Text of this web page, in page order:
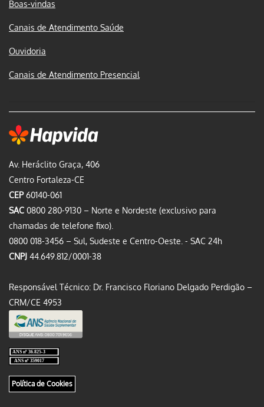
Av. Heráclito Graça, 406
Centro Fortaleza-CE
CEP60140-061
SAC 0800 280-9130 – Norte e Nordeste (exclusivo para
chamadas de telefone fixo).
0800 018-3456 – Sul, Sudeste e Centro-Oeste. - SAC 24h
CNPJ 44.649.812/0001-38
Responsável Técnico: Dr. Francisco Floriano Delgado Perdigão –
CRM/CE 4953
Política de Cookies
Boas-vindas
Canais de Atendimento Saúde
Ouvidoria
Canais de Atendimento Presencial